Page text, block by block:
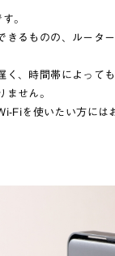
。
きるものの、ルータ
く、時間帯によって
ません。
Fiを使いたい方には